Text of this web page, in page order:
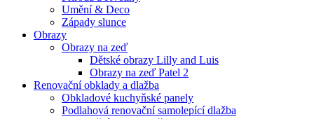
Umění & Deco
Západy slunce
Obrazy
Obrazy na zeď
Dětské obrazy Lilly and Luis
Obrazy na zeď Patel 2
Renovační obklady a dlažba
Obkladové kuchyňské panely
Podlahová renovační samolepící dlažba